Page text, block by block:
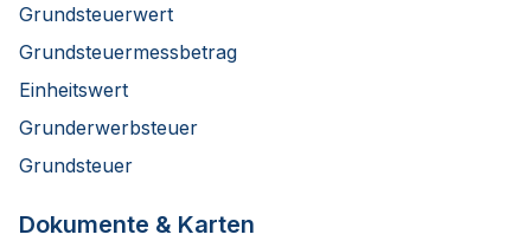
Grundsteuerwert
Grundsteuermessbetrag
Einheitswert
Grunderwerbsteuer
Grundsteuer
Dokumente & Karten